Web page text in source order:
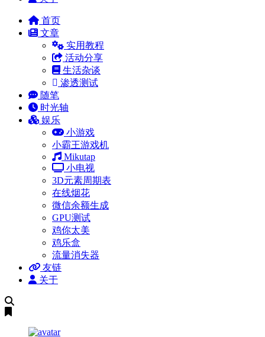
首页
文章
实用教程
活动分享
生活杂谈
渗透测试
随笔
时光轴
娱乐
小游戏
小霸王游戏机
Mikutap
小电视
3D元素周期表
在线烟花
微信余额生成
GPU测试
鸡你太美
鸡乐盒
流量消失器
友链
关于